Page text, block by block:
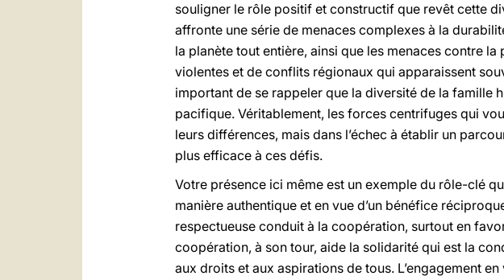
souligner le rôle positif et constructif que revêt cette
affronte une série de menaces complexes à la
la planète tout entière, ainsi que les menaces contre
violentes et de conflits régionaux qui apparaissent
important de se rappeler que la diversité de la famille
pacifique. Véritablement, les forces centrifuges qui
leurs différences, mais dans l’échec à établir un
plus efficace à ces défis.
Votre présence ici même est un exemple du rôle-clé
manière authentique et en vue d’un bénéfice
respectueuse conduit à la coopération, surtout en
coopération, à son tour, aide la solidarité qui est la
aux droits et aux aspirations de tous. L’engagement